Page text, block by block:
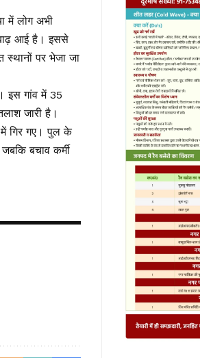
में लोग अभी
बाढ़ आई है। इससे
स्थानों पर भेजा जा
इस गांव में 35
जारी है।
गिर गए। पुल के
बचाव कर्मी